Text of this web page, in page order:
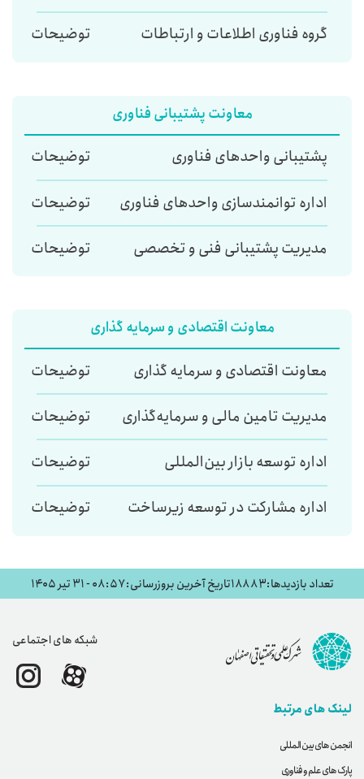
گروه فناوری اطلاعات و ارتباطات توضیحات
معاونت پشتیبانی فناوری
پشتیبانی واحدهای فناوری توضیحات
اداره توانمندسازی واحدهای فناوری توضیحات
مدیریت پشتیبانی فنی و تخصصی توضیحات
معاونت اقتصادی و سرمایه گذاری
معاونت اقتصادی و سرمایه گذاری توضیحات
مدیریت تامین مالی و سرمایه‌گذاری توضیحات
اداره توسعه بازار بین‌المللی توضیحات
اداره مشارکت در توسعه زیرساخت توضیحات
تعداد بازدیدها: 18883 تاریخ آخرین بروزرسانی: ۰۸:۵۷ - ۳۱ تیر ۱۴۰۵
شبکه های اجتماعی
لینک های مرتبط
انجمن های بین المللی
پارک های علم و فناوری